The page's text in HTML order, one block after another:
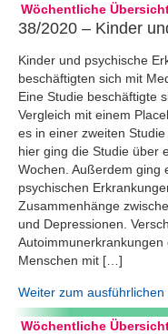
Wöchentliche
38/2020 – Kinder
Kinder und psychische
beschäftigten sich mit
Eine Studie beschäftigte
Vergleich mit einem
es in einer zweiten
hier ging die Studie über
Wochen. Außerdem ging
psychischen
Zusammenhänge
und Depressionen.
Menschen mit […]
Weiter zum
Wöchentliche